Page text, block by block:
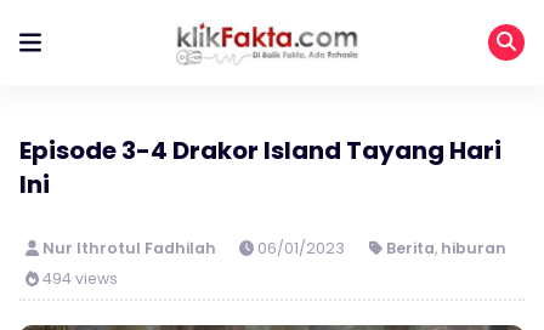
Episode 3-4 Drakor Island Tayang Hari
Ini
Nur Ithrotul Fadhilah 06/01/2023 Berita, hiburan
494 views